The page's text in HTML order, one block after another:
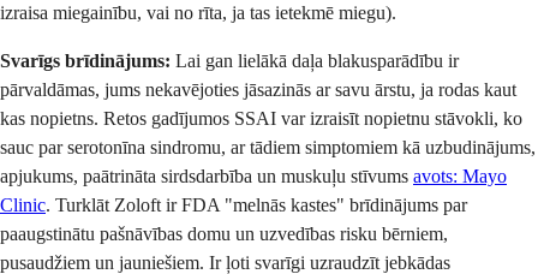
izraisa miegainību, vai no rīta, ja tas ietekmē miegu).
Svarīgs brīdinājums: Lai gan lielākā daļa blakusparādību ir
pārvaldāmas, jums nekavējoties jāsazinās ar savu ārstu, ja rodas kaut
kas nopietns. Retos gadījumos SSAI var izraisīt nopietnu stāvokli, ko
sauc par serotonīna sindromu, ar tādiem simptomiem kā uzbudinājums,
apjukums, paātrināta sirdsdarbība un muskuļu stīvums avots: Mayo
Clinic. Turklāt Zoloft ir FDA "melnās kastes" brīdinājums par
paaugstinātu pašnāvības domu un uzvedības risku bērniem,
pusaudžiem un jauniešiem. Ir ļoti svarīgi uzraudzīt jebkādas